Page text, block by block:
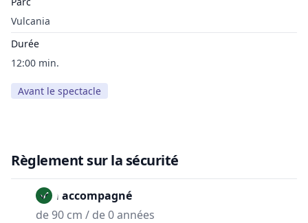
Vulcania
Durée
12:00 min.
Avant le spectacle
Règlement sur la sécurité
Non accompagné
de 90 cm / de 0 années